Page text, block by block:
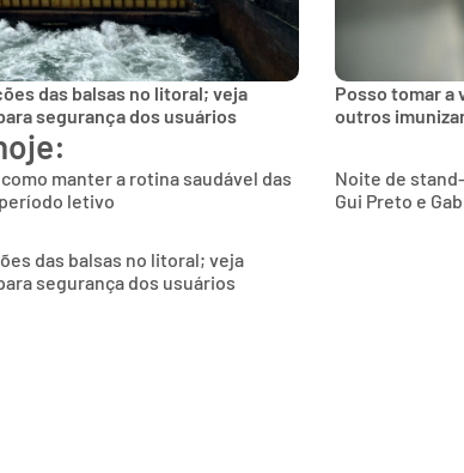
das balsas no litoral; veja
segurança dos usuários
Posso tomar a
outros
manter a rotina saudável das
letivo
Noite de
Gui Preto e
das balsas no litoral; veja
segurança dos usuários